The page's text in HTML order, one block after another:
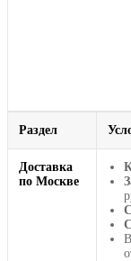
Раздел
Доставка
по Москве